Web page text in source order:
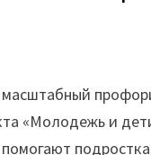
«Молодежь и